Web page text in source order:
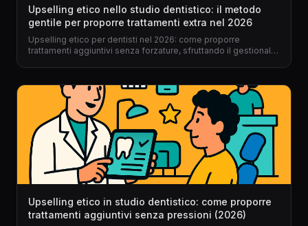
Upselling etico nello studio dentistico: il metodo
gentile per proporre trattamenti extra nel 2026
Upselling etico per dentisti nel 2026: come proporre
trattamenti aggiuntivi senza forzature, sfruttando il gestionale
Upselling etico in studio dentistico: come proporre
trattamenti aggiuntivi senza pressioni (2026)